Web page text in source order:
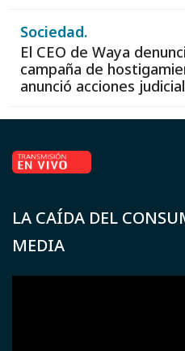
Sociedad.
El CEO de Waya
campaña de
anunció acciones
LA CAÍDA DEL
MEDIA